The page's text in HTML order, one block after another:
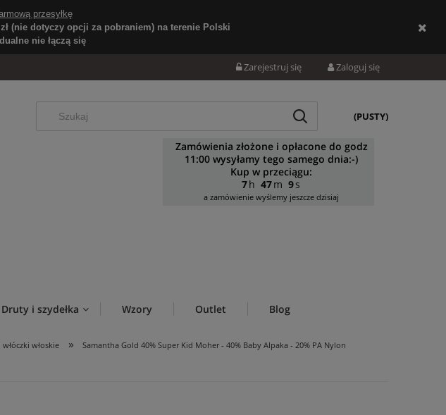
przesyłkę
(nie dotyczy opcji za pobraniem) na terenie Polski
nie łączą się
Zarejestruj się Zaloguj się
(PUSTY)
Zamówienia złożone i opłacone do godz
11:00 wysyłamy tego samego dnia:-)
Kup w przeciągu:
7
47 8
a zamówienie wyślemy jeszcze dzisiaj
Druty i szydełka Wzory Outlet Blog
włoskie » Samantha Gold 40% Super Kid Moher - 40% Baby Alpaka - 20% PA Nylon